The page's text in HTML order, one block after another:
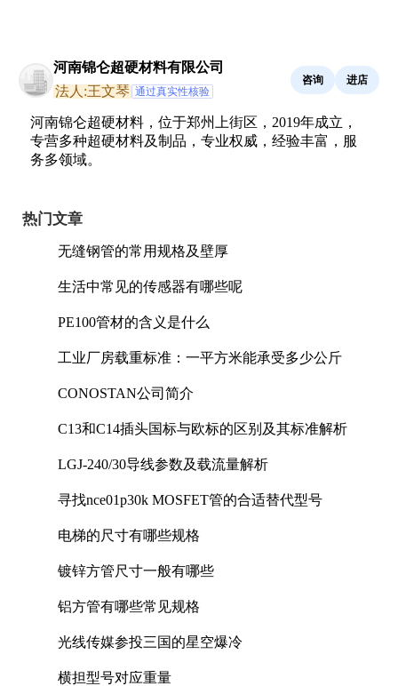
河南锦仑超硬材料有限公司
法人:王文琴 通过真实性核验
咨询 进店
河南锦仑超硬材料，位于郑州上街区，2019年成立，
专营多种超硬材料及制品，专业权威，经验丰富，服
务多领域。
热门文章
无缝钢管的常用规格及壁厚
生活中常见的传感器有哪些呢
PE100管材的含义是什么
工业厂房载重标准：一平方米能承受多少公斤
CONOSTAN公司简介
C13和C14插头国标与欧标的区别及其标准解析
LGJ-240/30导线参数及载流量解析
寻找nce01p30k MOSFET管的合适替代型号
电梯的尺寸有哪些规格
镀锌方管尺寸一般有哪些
铝方管有哪些常见规格
光线传媒参投三国的星空爆冷
横担型号对应重量